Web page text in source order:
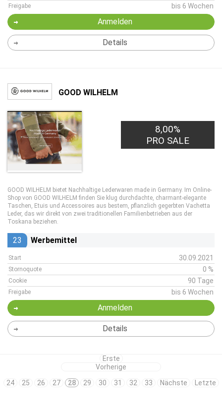
Freigabe bis 6 Wochen
Anmelden
Details
GOOD WILHELM
8,00%
PRO SALE
GOOD WILHELM bietet Nachhaltige Lederwaren made in Germany. Im Online-
Shop von GOOD WILHELM finden Sie klug durchdachte, charmant-elegante
Taschen, Etuis und Accessoires aus bestem, pflanzlich gegerbten Vachetta
Leder, das wir direkt von zwei traditionellen Familienbetrieben aus der
Toskana beziehen.
23 Werbemittel
Start 30.09.2021
Stornoquote 0 %
Cookie 90 Tage
Freigabe bis 6 Wochen
Anmelden
Details
Erste
Vorherige
24
25 26 27 28 29 30 31 32 33 Nächste Letzte